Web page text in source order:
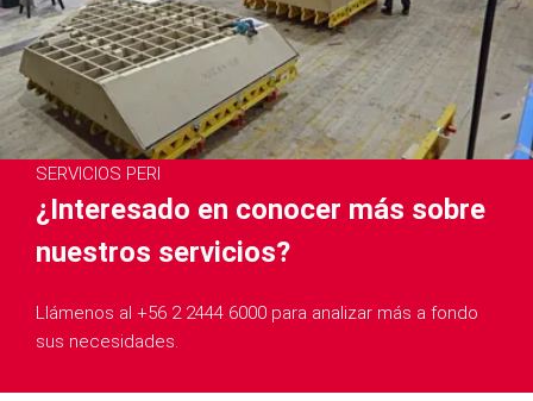
SERVICIOS PERI
¿Interesado en conocer más sobre
nuestros servicios?
Llámenos al +56 2 2444 6000 para analizar más a fondo
sus necesidades.